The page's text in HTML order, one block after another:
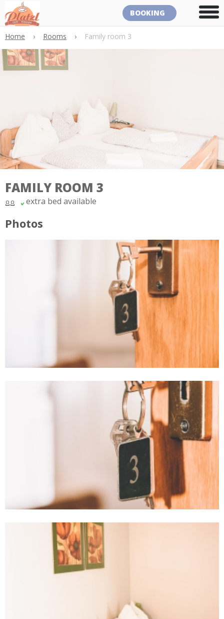
BOOKING
Home › Rooms › Family room 3
FAMILY ROOM 3
extra bed available
Photos